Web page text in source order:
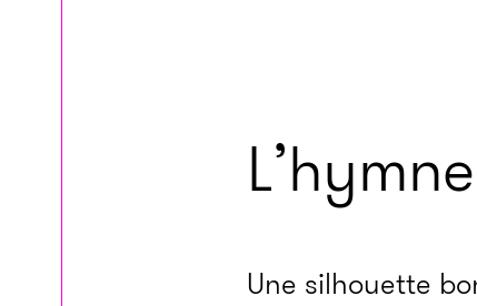
Une silhouette